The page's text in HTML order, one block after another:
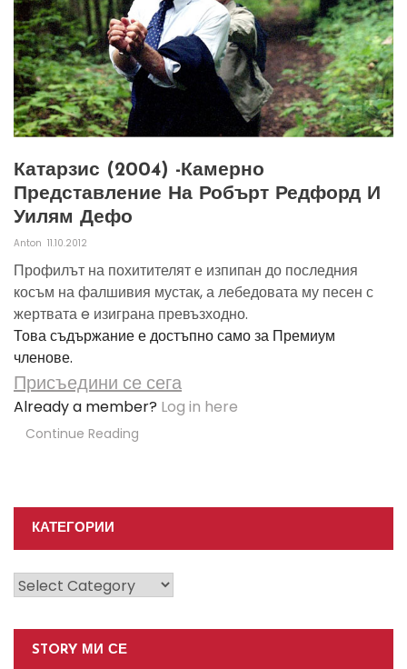
Катарзис (2004) -камерно
Представление На Робърт Редфорд И
Уилям Дефо
Anton 11.10.2012
Профилът на похитителят е изпипан до последния
косъм на фалшивия мустак, а лебедовата му песен с
жертвата e изиграна превъзходно.
Това съдържание е достъпно само за Премиум
членове.
Присъедини се сега
Already a member? Log in here
Continue Reading
КАТЕГОРИИ
Категории
STORY МИ СЕ